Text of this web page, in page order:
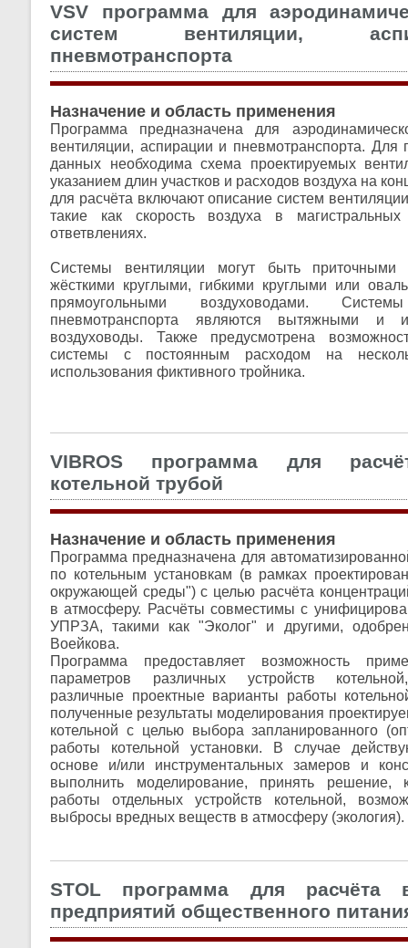
VSV программа для
систем вентиляции,
пневмотранспорта
Назначение и область применения
Программа предназначена для
вентиляции, аспирации и пневмотранспорта. Для
данных необходима схема проектируемых
указанием длин участков и расходов воздуха на
для расчёта включают описание систем
такие как скорость воздуха в
ответвлениях.
Системы вентиляции могут быть
жёсткими круглыми, гибкими круглыми или
прямоугольными воздуховодами.
пневмотранспорта являются вытяжными и
воздуховоды. Также предусмотрена
системы с постоянным расходом на
использования фиктивного тройника.
VIBROS программа для
котельной трубой
Назначение и область применения
Программа предназначена для
по котельным установкам (в рамках
окружающей среды") с целью расчёта
в атмосферу. Расчёты совместимы с
УПРЗА, такими как "Эколог" и другими,
Воейкова.
Программа предоставляет возможность
параметров различных устройств
различные проектные варианты работы
полученные результаты моделирования
котельной с целью выбора запланированного
работы котельной установки. В случае
основе и/или инструментальных замеров и
выполнить моделирование, принять
работы отдельных устройств котельной,
выбросы вредных веществ в атмосферу (экология).
STOL программа для расчёта
предприятий общественного